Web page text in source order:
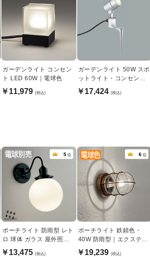
ガーデンライト コンセン
ト LED 60W｜電球色
￥11,979 (税込)
ガーデンライト 50W スポ
ットライト・コンセント
式｜シルバー
￥17,424 (税込)
5 位
ポーチライト 防雨型 レト
ロ 球体 ガラス 屋外照明
｜エクステリアライト
￥13,475 (税込)
6 位
ポーチライト 鉄錆色・
40W 防雨型｜エクステリ
アライト
￥19,239 (税込)